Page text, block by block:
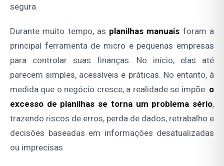
segura.
Durante muito tempo, as planilhas manuais foram a
principal ferramenta de micro e pequenas empresas
para controlar suas finanças. No início, elas até
parecem simples, acessíveis e práticas. No entanto, à
medida que o negócio cresce, a realidade se impõe: o
excesso de planilhas se torna um problema sério,
trazendo riscos de erros, perda de dados, retrabalho e
decisões baseadas em informações desatualizadas
ou imprecisas.